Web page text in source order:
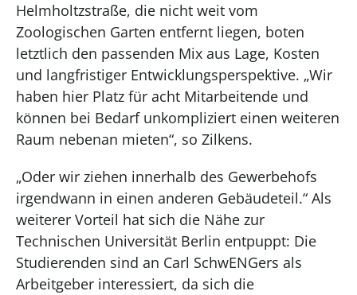
Helmholtzstraße, die nicht weit vom
Zoologischen Garten entfernt liegen, boten
letztlich den passenden Mix aus Lage, Kosten
und langfristiger Entwicklungsperspektive. „Wir
haben hier Platz für acht Mitarbeitende und
können bei Bedarf unkompliziert einen weiteren
Raum nebenan mieten“, so Zilkens.
„Oder wir ziehen innerhalb des Gewerbehofs
irgendwann in einen anderen Gebäudeteil.“ Als
weiterer Vorteil hat sich die Nähe zur
Technischen Universität Berlin entpuppt: Die
Studierenden sind an Carl SchwENGers als
Arbeitgeber interessiert, da sich die